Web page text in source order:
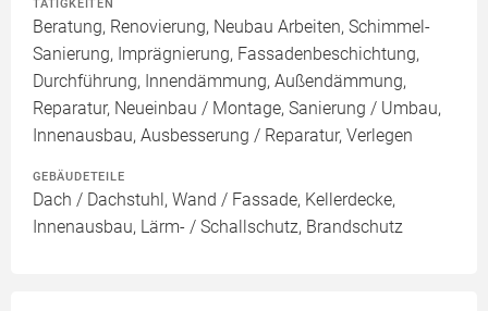
TÄTIGKEITEN
Beratung, Renovierung, Neubau Arbeiten, Schimmel-
Sanierung, Imprägnierung, Fassadenbeschichtung,
Durchführung, Innendämmung, Außendämmung,
Reparatur, Neueinbau / Montage, Sanierung / Umbau,
Innenausbau, Ausbesserung / Reparatur, Verlegen
GEBÄUDETEILE
Dach / Dachstuhl, Wand / Fassade, Kellerdecke,
Innenausbau, Lärm- / Schallschutz, Brandschutz